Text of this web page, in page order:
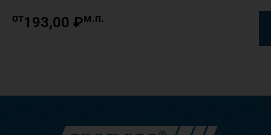
от193,00 ₽м.п.